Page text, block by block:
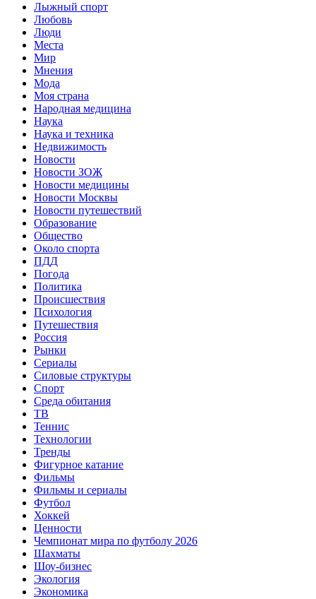
Лыжный спорт
Любовь
Люди
Места
Мир
Мнения
Мода
Моя страна
Народная медицина
Наука
Наука и техника
Недвижимость
Новости
Новости ЗОЖ
Новости медицины
Новости Москвы
Новости путешествий
Образование
Общество
Около спорта
ПДД
Погода
Политика
Происшествия
Психология
Путешествия
Россия
Рынки
Сериалы
Силовые структуры
Спорт
Среда обитания
ТВ
Теннис
Технологии
Тренды
Фигурное катание
Фильмы
Фильмы и сериалы
Футбол
Хоккей
Ценности
Чемпионат мира по футболу 2026
Шахматы
Шоу-бизнес
Экология
Экономика